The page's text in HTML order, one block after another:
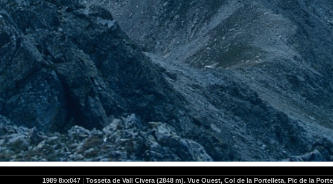
1989 8xx047| Tosseta de Vall Civera (2848 m). Vue Ouest, Col de la Portelleta, Pic de la